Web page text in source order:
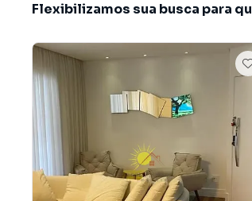
Flexibilizamos sua busca para